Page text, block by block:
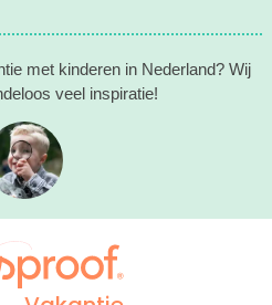
met kinderen in Nederland? Wij
veel inspiratie!